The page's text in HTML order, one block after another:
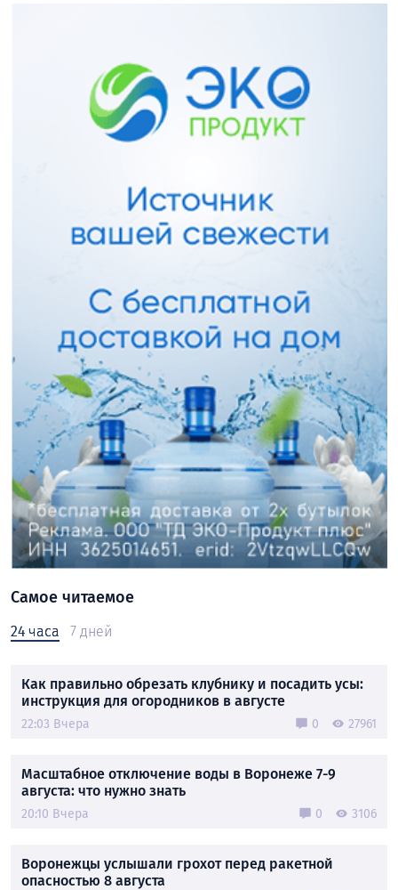
Самое читаемое
24 часа 7 дней
Как правильно обрезать клубнику и посадить усы:
инструкция для огородников в августе
22:03 Вчера 0 27961
Масштабное отключение воды в Воронеже 7-9
августа: что нужно знать
20:10 Вчера 0 3106
Воронежцы услышали грохот перед ракетной
опасностью 8 августа